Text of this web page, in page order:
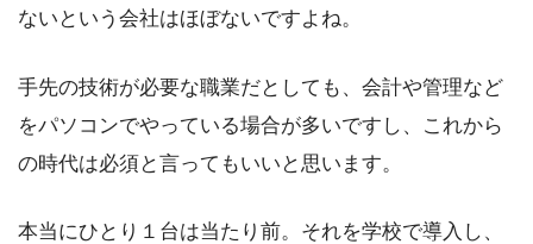
ないという会社はほぼないですよね。
手先の技術が必要な職業だとしても、会計や管理など
をパソコンでやっている場合が多いですし、これから
の時代は必須と言ってもいいと思います。
本当にひとり１台は当たり前。それを学校で導入し、